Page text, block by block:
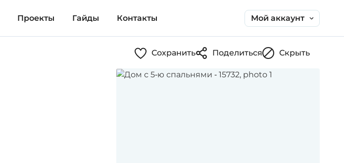
Проекты Гайды Контакты Мой аккаунт
Сохранить Поделиться Скрыть